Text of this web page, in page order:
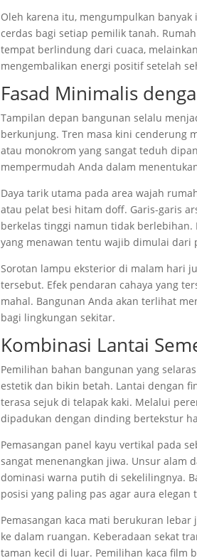
Oleh karena itu, mengumpulkan
cerdas bagi setiap pemilik tanah.
tempat berlindung dari cuaca,
mengembalikan energi positif setelah
Fasad Minimalis
Tampilan depan bangunan selalu
berkunjung. Tren masa kini cenderung
atau monokrom yang sangat teduh
mempermudah Anda dalam
Daya tarik utama pada area wajah
atau pelat besi hitam doff. Garis-garis
berkelas tinggi namun tidak berlebihan.
yang menawan tentu wajib dimulai dari
Sorotan lampu eksterior di malam hari
tersebut. Efek pendaran cahaya yang
mahal. Bangunan Anda akan terlihat
bagi lingkungan sekitar.
Kombinasi Lantai
Pemilihan bahan bangunan yang
estetik dan bikin betah. Lantai dengan
terasa sejuk di telapak kaki. Melalui
dipadukan dengan dinding bertekstur
Pemasangan panel kayu vertikal pada
sangat menenangkan jiwa. Unsur alam
dominasi warna putih di sekelilingnya.
posisi yang paling pas agar aura elegan
Pemasangan kaca mati berukuran
ke dalam ruangan. Keberadaan sekat
taman kecil di luar. Pemilihan kaca film